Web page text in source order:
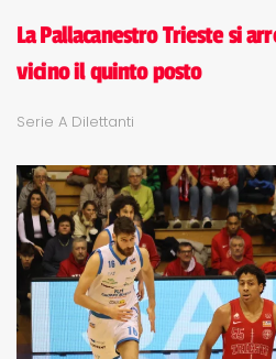
La Pallacanestro Trieste si
vicino il quinto posto
Serie A Dilettanti